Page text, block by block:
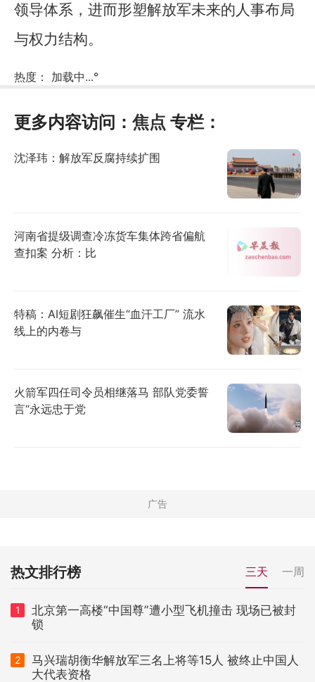
领导体系，进而形塑解放军未来的人事布局
与权力结构。
热度： 加载中...°
更多内容访问： 焦点 专栏：
沈泽玮：解放军反腐持续扩围
河南省提级调查冷冻货车集体跨省偏航
查扣案 分析：比
特稿：AI短剧狂飙催生“血汗工厂” 流水
线上的内卷与
火箭军四任司令员相继落马 部队党委誓
言“永远忠于党
热文排行榜 三天 一周
1
北京第一高楼“中国尊”遭小型飞机撞击 现场已被封
锁
2
马兴瑞胡衡华解放军三名上将等15人 被终止中国人
大代表资格